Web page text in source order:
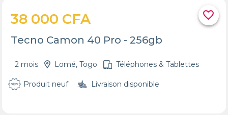
favorite_border
38 000 CFA
Tecno Camon 40 Pro - 256gb
2 mois Lomé, Togo Téléphones & Tablettes
Produit neuf Livraison disponible